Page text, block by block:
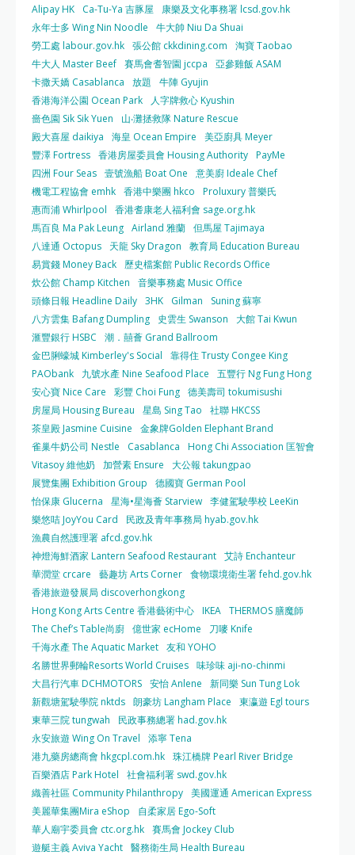
Alipay HK Ca-Tu-Ya 吉豚屋
康樂及文化事務署 lcsd.gov.hk
永年士多 Wing Nin Noodle
牛大帥 Niu Da Shuai
勞工處 labour.gov.hk 張公館 ckkdining.com
淘寶 Taobao
牛大人 Master Beef 賽馬會耆智園 jccpa
亞參雞飯 ASAM
卡撒天嬌 Casablanca
放題
牛陣 Gyujin
香港海洋公園 Ocean Park
人字牌救心 Kyushin
嗇色園 Sik Sik Yuen
山‧灘拯救隊 Nature Rescue
殿大喜屋 daikiya
海皇 Ocean Empire
美亞廚具 Meyer
豐澤 Fortress 香港房屋委員會 Housing Authority PayMe
四洲 Four Seas 壹號漁船 Boat One
意美廚 Ideale Chef
機電工程協會 emhk 香港中樂團 hkco
Proluxury 普樂氏
惠而浦 Whirlpool
香港耆康老人福利會 sage.org.hk
馬百良 Ma Pak Leung Airland 雅蘭 但馬屋 Tajimaya
八達通 Octopus
天龍 Sky Dragon
教育局 Education Bureau
易賞錢 Money Back
歷史檔案館 Public Records Office
炊公館 Champ Kitchen
音樂事務處 Music Office
頭條日報 Headline Daily 3HK Gilman
Suning 蘇寧
八方雲集 Bafang Dumpling
史雲生 Swanson
大館 Tai Kwun
滙豐銀行 HSBC
潮．囍薈 Grand Ballroom
金巴脷蠔城 Kimberley's Social
靠得住 Trusty Congee King
PAObank
九號水產 Nine Seafood Place
五豐行 Ng Fung Hong
安心寶 Nice Care
彩豐 Choi Fung 德美壽司 tokumisushi
房屋局 Housing Bureau
星島 Sing Tao
社聯 HKCSS
茶皇殿 Jasmine Cuisine
金象牌Golden Elephant Brand
雀巢牛奶公司 Nestle
Casablanca
Hong Chi Association 匡智會
Vitasoy 維他奶
加營素 Ensure
大公報 takungpao
展覽集團 Exhibition Group
德國寶 German Pool
怡保康 Glucerna
星海•星海薈 Starview 李健駕駛學校 LeeKin
樂悠咭 JoyYou Card
民政及青年事務局 hyab.gov.hk
漁農自然護理署 afcd.gov.hk
神燈海鮮酒家 Lantern Seafood Restaurant 艾詩 Enchanteur
華潤堂 crcare
藝趣坊 Arts Corner 食物環境衛生署 fehd.gov.hk
香港旅遊發展局 discoverhongkong
Hong Kong Arts Centre 香港藝術中心 IKEA THERMOS 膳魔師
The Chef’s Table尚廚 億世家 ecHome
刀嘜 Knife
千海水產 The Aquatic Market 友和 YOHO
名勝世界郵輪Resorts World Cruises 味珍味 aji-no-chinmi
大昌行汽車 DCHMOTORS 安怡 Anlene
新同樂 Sun Tung Lok
新觀塘駕駛學院 nktds 朗豪坊 Langham Place
東瀛遊 Egl tours
東華三院 tungwah
民政事務總署 had.gov.hk
永安旅遊 Wing On Travel
添寧 Tena
港九藥房總商會 hkgcpl.com.hk 珠江橋牌 Pearl River Bridge
百樂酒店 Park Hotel
社會福利署 swd.gov.hk
織善社區 Community Philanthropy 美國運通 American Express
美麗華集團Mira eShop
自柔家居 Ego-Soft
華人廟宇委員會 ctc.org.hk 賽馬會 Jockey Club
遊艇主義 Aviva Yacht 醫務衛生局 Health Bureau